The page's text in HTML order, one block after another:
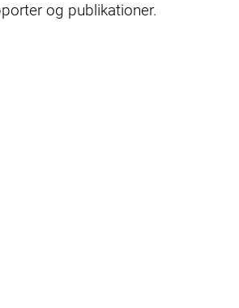
og publikationer.